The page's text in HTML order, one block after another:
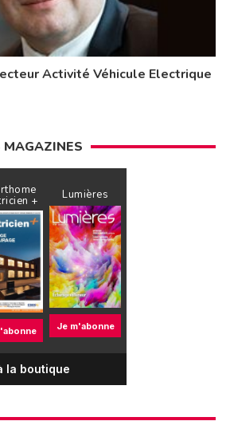
Activité Véhicule Electrique
MAGAZINES
+ Lumières
Je m'abonne
la boutique